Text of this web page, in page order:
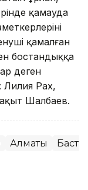
қамауда
қамалған
бостандыққа
деген
Лилия Рах,
Шалбаев.
Алматы Басты